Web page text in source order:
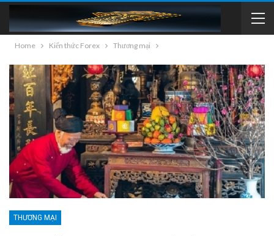
Home Kiến thức Forex Thương mại
THƯƠNG MẠI